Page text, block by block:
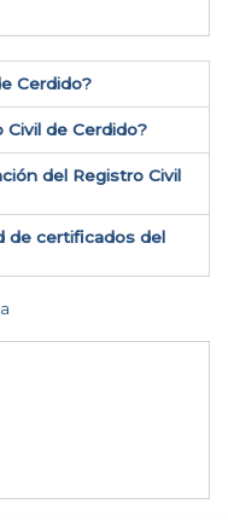
Cerdido​?
Civil de Cerdido?
del Registro Civil
de certificados del